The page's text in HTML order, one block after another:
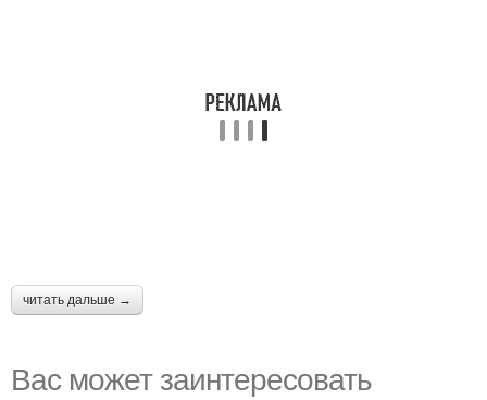
читать дальше →
Вас может заинтересовать